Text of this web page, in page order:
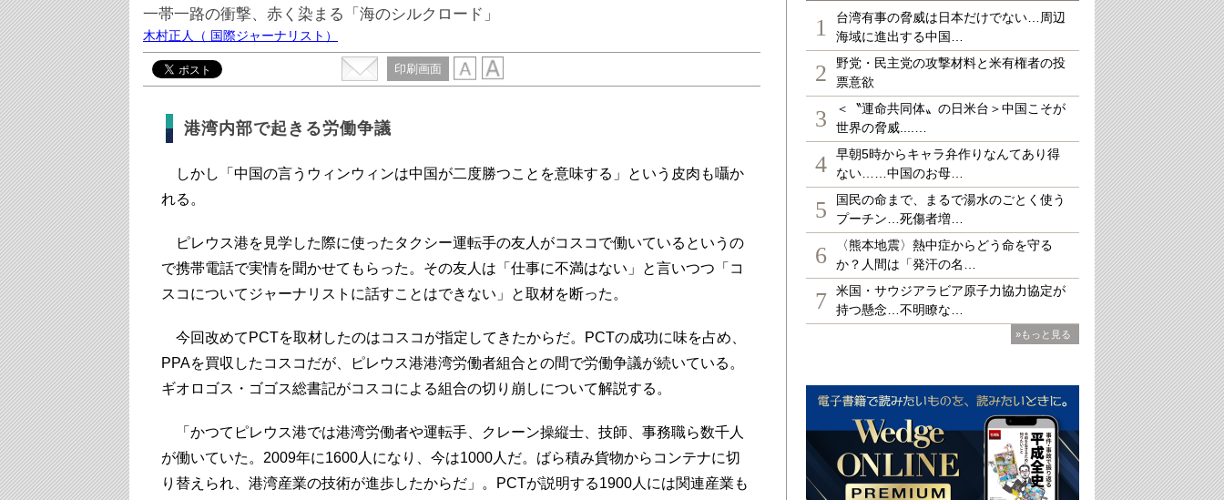
一帯一路の衝撃、赤く染まる「海のシルクロード」
木村正人 （ 国際ジャーナリスト）
印刷画面
港湾内部で起きる労働争議
しかし「中国の言うウィンウィンは中国が二度勝つことを意味する」という皮肉も囁か
れる。
ピレウス港を見学した際に使ったタクシー運転手の友人がコスコで働いているというの
で携帯電話で実情を聞かせてもらった。その友人は「仕事に不満はない」と言いつつ「コ
スコについてジャーナリストに話すことはできない」と取材を断った。
今回改めてPCTを取材したのはコスコが指定してきたからだ。PCTの成功に味を占め、
PPAを買収したコスコだが、ピレウス港港湾労働者組合との間で労働争議が続いている。
ギオロゴス・ゴゴス総書記がコスコによる組合の切り崩しについて解説する。
「かつてピレウス港では港湾労働者や運転手、クレーン操縦士、技師、事務職ら数千人
が働いていた。2009年に1600人になり、今は1000人だ。ばら積み貨物からコンテナに切
り替えられ、港湾産業の技術が進歩したからだ」。PCTが説明する1900人には関連産業も
1
台湾有事の脅威は日本だけでない…周辺
海域に進出する中国…
2
野党・民主党の攻撃材料と米有権者の投
票意欲
3
＜〝運命共同体〟の日米台＞中国こそが
世界の脅威....…
4
早朝5時からキャラ弁作りなんてあり得
ない……中国のお母…
5
国民の命まで、まるで湯水のごとく使う
プーチン…死傷者増…
6
〈熊本地震〉熱中症からどう命を守る
か？人間は「発汗の名…
7
米国・サウジアラビア原子力協力協定が
持つ懸念…不明瞭な…
»もっと見る